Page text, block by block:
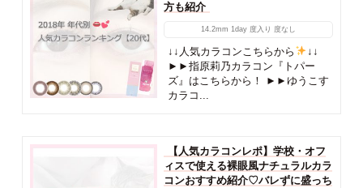
方も紹介
14.2mm 1day 度入り 度なし
↓↓人気カラコンこちらから
↓↓
►►指原莉乃カラコン『トパー
ズ』はこちらから！ ►►ゆうこす
カラコ...
【人気カラコンレポ】学校・オフ
ィスで使える裸眼風ナチュラルカラ
コンおすすめ紹介♡バレずに盛っち